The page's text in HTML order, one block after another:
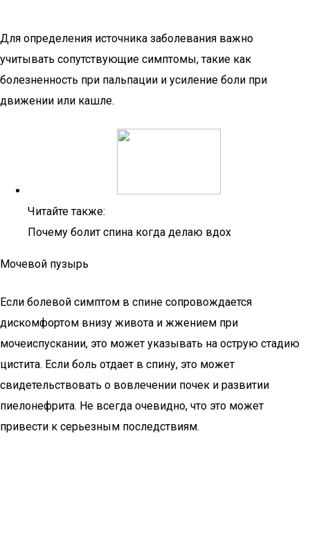
Для определения источника заболевания важно
учитывать сопутствующие симптомы, такие как
болезненность при пальпации и усиление боли при
движении или кашле.
Читайте также:
Почему болит спина когда делаю вдох
Мочевой пузырь
Если болевой симптом в спине сопровождается
дискомфортом внизу живота и жжением при
мочеиспускании, это может указывать на острую стадию
цистита. Если боль отдает в спину, это может
свидетельствовать о вовлечении почек и развитии
пиелонефрита. Не всегда очевидно, что это может
привести к серьезным последствиям.